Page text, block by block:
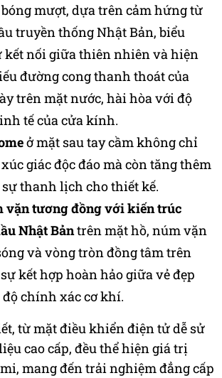
mượt, dựa trên cảm hứng từ
truyền thống Nhật Bản, biểu
kết nối giữa thiên nhiên và hiện
đường cong thanh thoát của
trên mặt nước, hài hòa với độ
tế của cửa kính.
ở mặt sau tay cầm không chỉ
giác độc đáo mà còn tăng thêm
thanh lịch cho thiết kế.
vặn tương đồng với kiến trúc
Nhật Bảntrên mặt hồ, núm vặn
và vòng tròn đồng tâm trên
kết hợp hoàn hảo giữa vẻ đẹp
chính xác cơ khí.
từ mặt điều khiển điện tử dễ sử
cao cấp, đều thể hiện giá trị
mang đến trải nghiệm đẳng cấp